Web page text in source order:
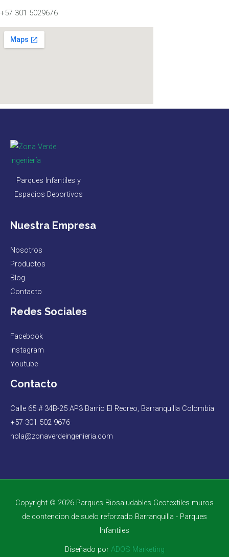
+57 301 5029676
Parques Infantiles y
Espacios Deportivos
Nuestra Empresa
Nosotros
Productos
Blog
Contacto
Redes Sociales
Facebook
Instagram
Youtube
Contacto
Calle 65 # 34B-25 AP3 Barrio El Recreo, Barranquilla Colombia
+57 301 502 9676
hola@zonaverdeingenieria.com
Copyright © 2026 Parques Biosaludables Geotextiles muros
de contencion de suelo reforzado Barranquilla - Parques
Infantiles
Diseñado por ADOS Marketing